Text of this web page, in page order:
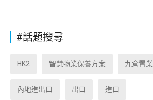
#話題搜尋
HK2 智慧物業保養方案 九倉置業
內地進出口 出口 進口